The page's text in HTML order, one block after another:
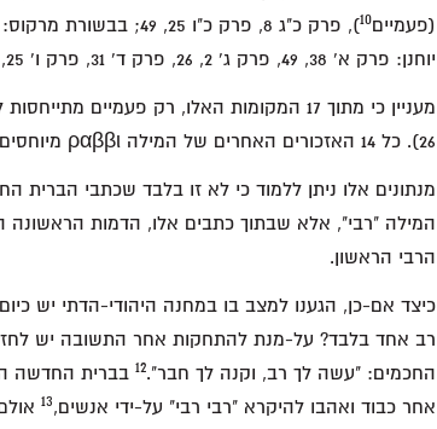
(פעמיים10), פרק כ"ג 8, פרק כ"ו 25, 49; בבשורת מרקוס: פרק ט' 5, פרק י"א 21 ופרק י"ד 45 (פעמיים
יוחנן: פרק א' 38, 49, פרק ג' 2, 26, פרק ד' 31, פרק ו' 25, פרק ט' 2 ופרק י"א 8.
26). כל 14 האזכורים האחרים של המילה ραββι מיוחסים למשיח ישוע.
מנתונים אלו ניתן ללמוד כי לא זו בלבד שכתבי
המילה "רבי", אלא שבתוך כתבים אלו, הדמות הראשונה
הרבי הראשון.
כיצד אם-כן, הגענו למצב בו במחנה היהודי-הדתי יש
רב אחד בלבד? על-מנת להתחקות אחר התשובה יש
החכמים: "עשה לך רב, וקנה לך חבר".12 בברית החדשה
אחר כבוד ואהבו להיקרא "רבי רבי" על-ידי אנשים,13